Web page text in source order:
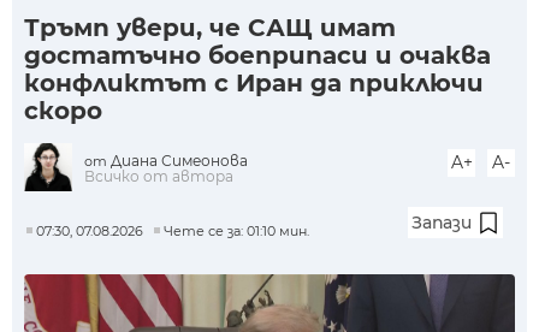
Тръмп увери, че САЩ имат
достатъчно боеприпаси и очаква
конфликтът с Иран да приключи
скоро
от Диана Симеонова
Всичко от автора
A+ A-
07:30, 07.08.2026 Чете се за: 01:10 мин. Запази